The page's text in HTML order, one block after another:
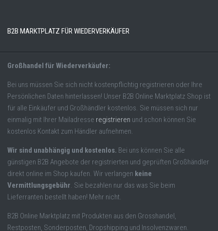
B2B MARKTPLATZ FÜR WIEDERVERKÄUFER
Großhandel für Wiederverkäufer:
Bei uns müssen Sie sich nicht kostenpflichtig registrieren oder Ihre
Persönlichen Daten hinterlassen! Unser B2B Online Marktplatz Shop ist
für alle Einkäufer und Großhändler kostenlos. Sie müssen sich nur
einmalig mit Ihrer Mailadresse registrieren und schon können Sie
kostenlos Kontakt zum Händler aufnehmen.
Wir sind unabhängig und kostenlos. Bei uns können Sie alle
günstigen B2B Angebote der registrierten und geprüften Großhändler
direkt online im Shop kaufen. Wir verlangen keine
Vermittlungsgebühr. Sie bezahlen nur das was Sie beim
Lieferranten bestellt haben! Mehr nicht.
B2B Online Marktplatz mit Produkten aus den Grosshandel,
Restposten, Sonderposten, Dropshipping und Insolvenzwaren.